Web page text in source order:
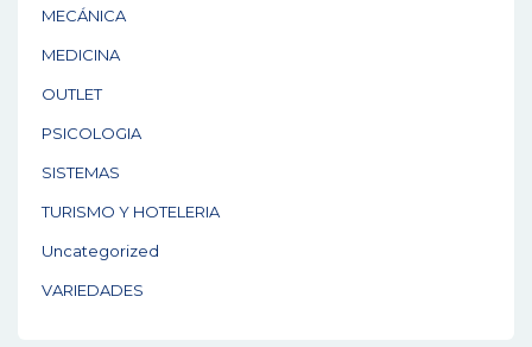
MECÁNICA
MEDICINA
OUTLET
PSICOLOGIA
SISTEMAS
TURISMO Y HOTELERIA
Uncategorized
VARIEDADES